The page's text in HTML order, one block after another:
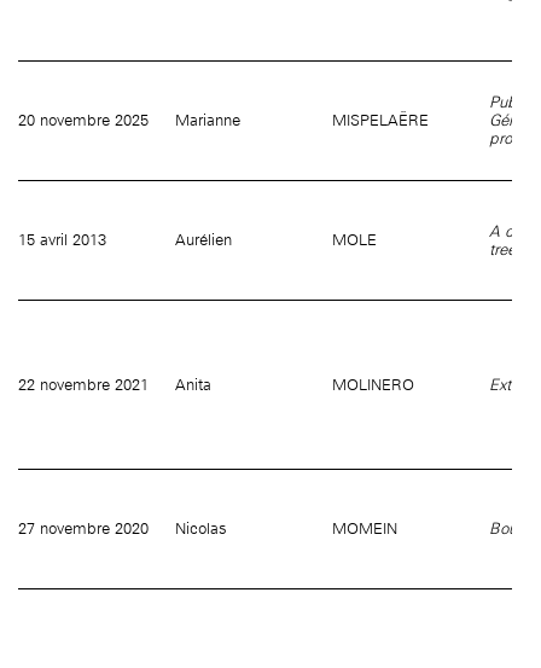
20 novembre 2025 Marianne MISPELAËRE
Gérard
15 avril 2013 Aurélien MOLE
A
trees
22 novembre 2021 Anita MOLINERO
27 novembre 2020 Nicolas MOMEIN